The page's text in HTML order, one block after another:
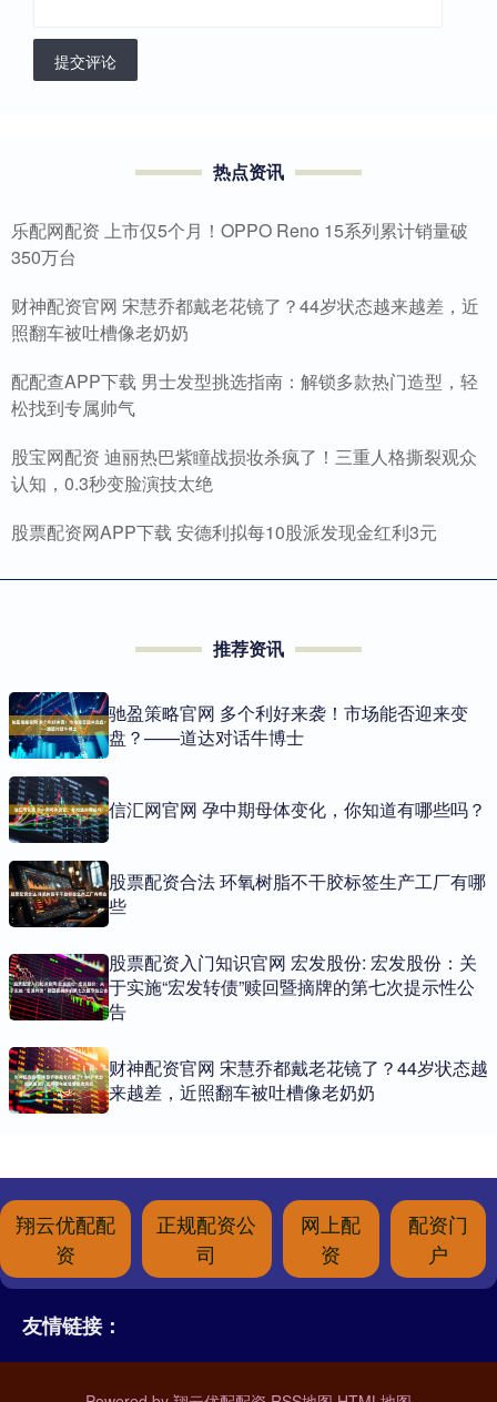
提交评论
热点资讯
乐配网配资 上市仅5个月！OPPO Reno 15系列累计销量破
350万台
财神配资官网 宋慧乔都戴老花镜了？44岁状态越来越差，近
照翻车被吐槽像老奶奶
配配查APP下载 男士发型挑选指南：解锁多款热门造型，轻
松找到专属帅气
股宝网配资 迪丽热巴紫瞳战损妆杀疯了！三重人格撕裂观众
认知，0.3秒变脸演技太绝
股票配资网APP下载 安德利拟每10股派发现金红利3元
推荐资讯
驰盈策略官网 多个利好来袭！市场能否迎来变
盘？——道达对话牛博士
信汇网官网 孕中期母体变化，你知道有哪些吗？
股票配资合法 环氧树脂不干胶标签生产工厂有哪
些
股票配资入门知识官网 宏发股份: 宏发股份：关
于实施“宏发转债”赎回暨摘牌的第七次提示性公
告
财神配资官网 宋慧乔都戴老花镜了？44岁状态越
来越差，近照翻车被吐槽像老奶奶
翔云优配配
资
正规配资公
司
网上配
资
配资门
户
友情链接：